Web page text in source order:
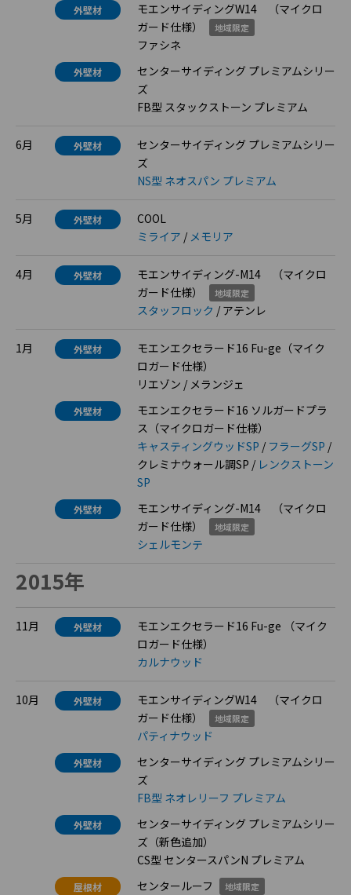
外壁材
モエンサイディングW14 （マイクロ
ガード仕様）
地域限定
ファシネ
外壁材
センターサイディング プレミアムシリー
ズ
FB型 スタックストーン プレミアム
6月 外壁材
センターサイディング プレミアムシリー
ズ
NS型 ネオスパン プレミアム
5月 外壁材
COOL
ミライア / メモリア
4月 外壁材
モエンサイディング-M14 （マイクロ
ガード仕様）
地域限定
スタッフロック / アテンレ
1月 外壁材
モエンエクセラード16 Fu-ge（マイク
ロガード仕様）
リエゾン / メランジェ
外壁材
モエンエクセラード16 ソルガードプラ
ス（マイクロガード仕様）
キャスティングウッドSP / フラーグSP /
クレミナウォール調SP / レンクストーン
SP
外壁材
モエンサイディング-M14 （マイクロ
ガード仕様）
地域限定
シェルモンテ
2015年
11月 外壁材
モエンエクセラード16 Fu-ge （マイク
ロガード仕様）
カルナウッド
10月 外壁材
モエンサイディングW14 （マイクロ
ガード仕様）
地域限定
パティナウッド
外壁材
センターサイディング プレミアムシリー
ズ
FB型 ネオレリーフ プレミアム
外壁材
センターサイディング プレミアムシリー
ズ（新色追加）
CS型 センタースパンN プレミアム
屋根材 センタールーフ 地域限定